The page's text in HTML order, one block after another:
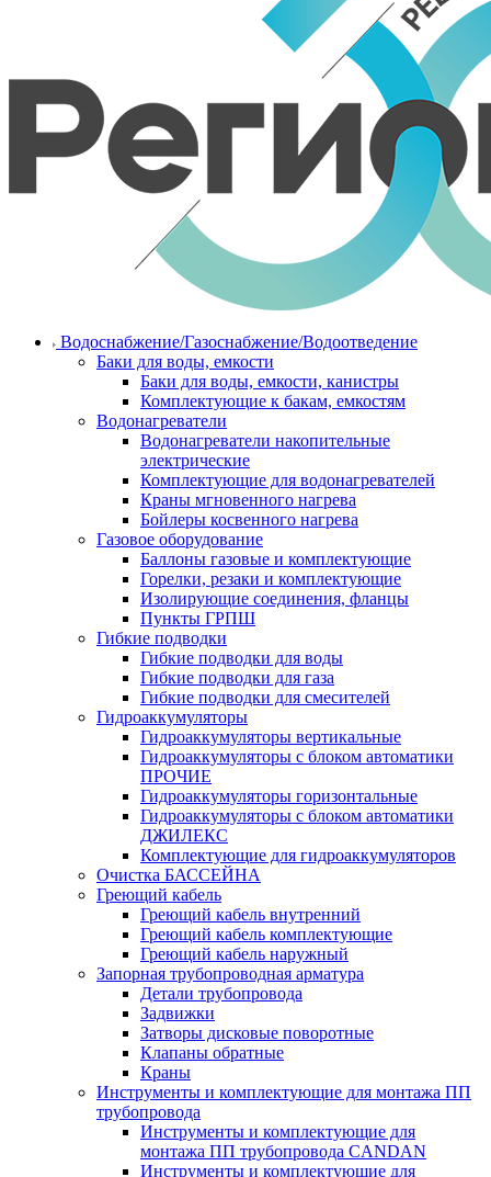
Водоснабжение/Газоснабжение/Водоотведение
Баки для воды, емкости
Баки для воды, емкости, канистры
Комплектующие к бакам, емкостям
Водонагреватели
Водонагреватели накопительные
электрические
Комплектующие для водонагревателей
Краны мгновенного нагрева
Бойлеры косвенного нагрева
Газовое оборудование
Баллоны газовые и комплектующие
Горелки, резаки и комплектующие
Изолирующие соединения, фланцы
Пункты ГРПШ
Гибкие подводки
Гибкие подводки для воды
Гибкие подводки для газа
Гибкие подводки для смесителей
Гидроаккумуляторы
Гидроаккумуляторы вертикальные
Гидроаккумуляторы с блоком автоматики
ПРОЧИЕ
Гидроаккумуляторы горизонтальные
Гидроаккумуляторы с блоком автоматики
ДЖИЛЕКС
Комплектующие для гидроаккумуляторов
Очистка БАССЕЙНА
Греющий кабель
Греющий кабель внутренний
Греющий кабель комплектующие
Греющий кабель наружный
Запорная трубопроводная арматура
Детали трубопровода
Задвижки
Затворы дисковые поворотные
Клапаны обратные
Краны
Инструменты и комплектующие для монтажа ПП
трубопровода
Инструменты и комплектующие для
монтажа ПП трубопровода CANDAN
Инструменты и комплектующие для